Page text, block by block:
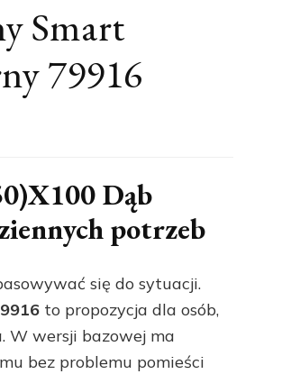
Smart
79916
Dąb
potrzeb
się do sytuacji.
to propozycja dla osób,
W wersji bazowej ma
bez problemu pomieści